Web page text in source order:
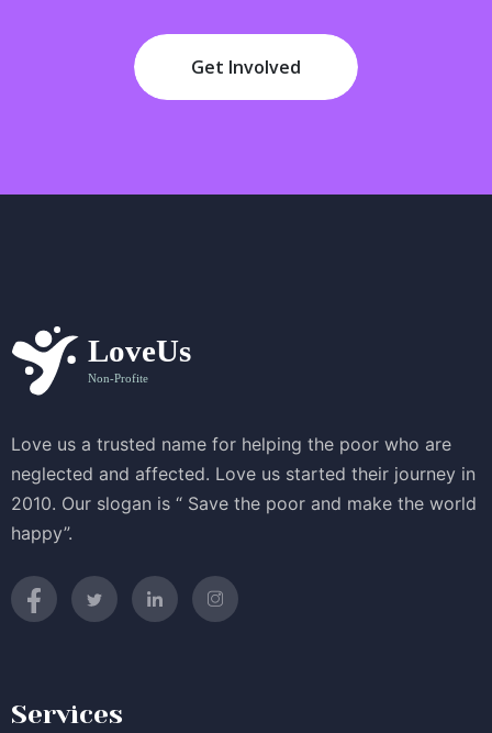
Get Involved
Love us a trusted name for helping the poor who are
neglected and affected. Love us started their journey in
2010. Our slogan is “ Save the poor and make the world
happy”.
Services